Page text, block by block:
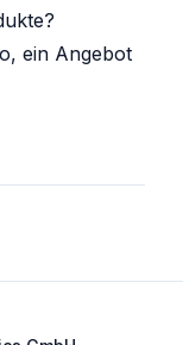
ein Angebot